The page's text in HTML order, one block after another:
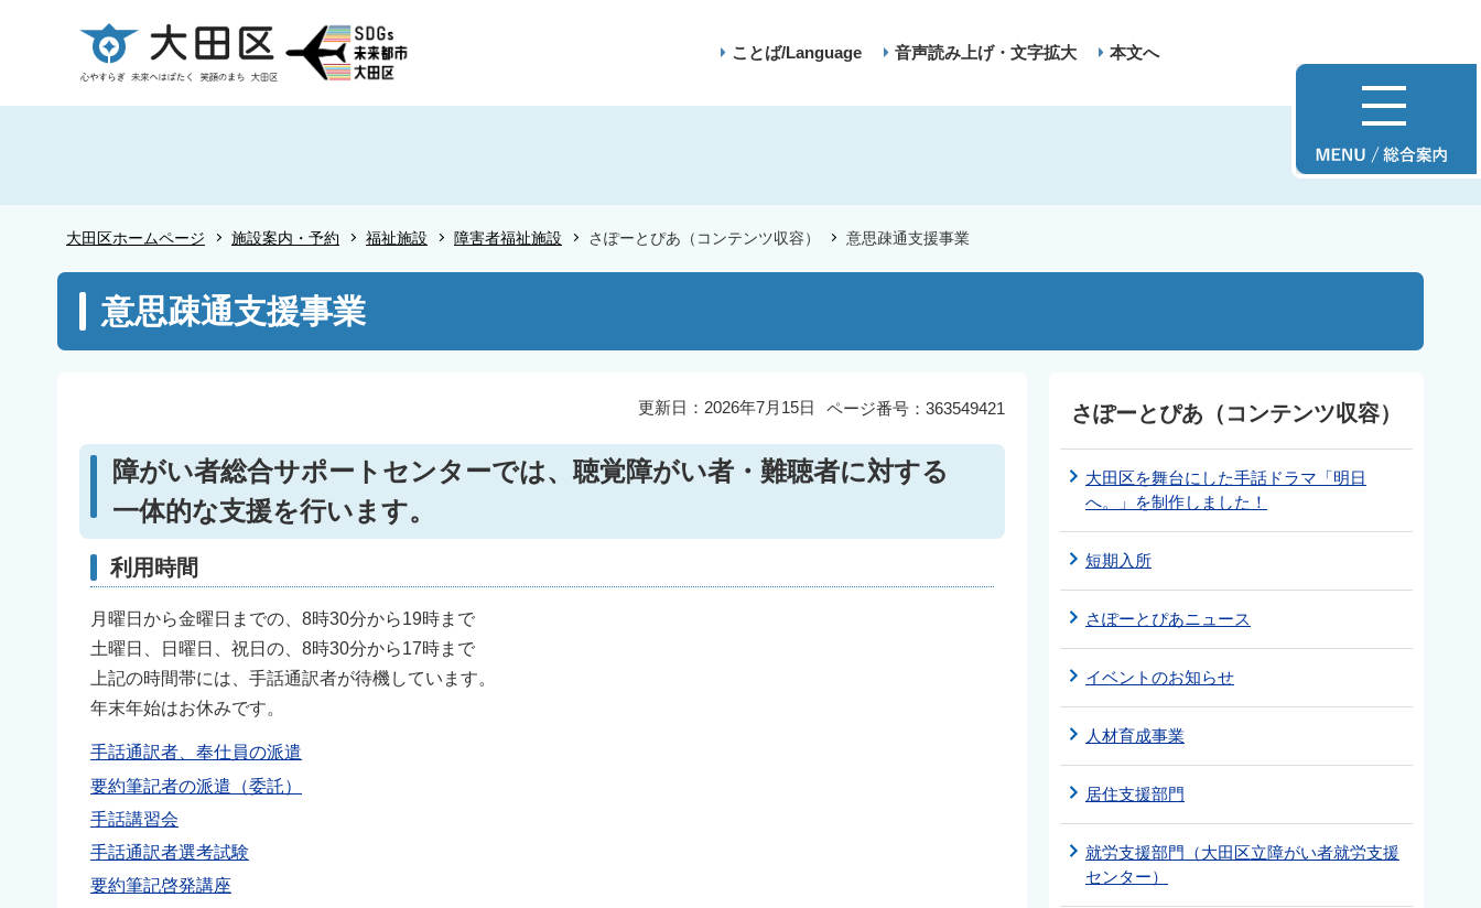
ー
ことば/Language 音声読み上げ・文字拡大 本文へ
大田区ホームページ 施設案内・予約 福祉施設 障害者福祉施設 さぽーとぴあ（コンテンツ収容） 意思疎通支援事業
こ
意思疎通支援事業
ページ番号：363549421
更新日：2026年7月15日
障がい者総合サポートセンターでは、聴覚障がい者・難聴者に対する
一体的な支援を行います。
利用時間
月曜日から金曜日までの、8時30分から19時まで
土曜日、日曜日、祝日の、8時30分から17時まで
上記の時間帯には、手話通訳者が待機しています。
年末年始はお休みです。
手話通訳者、奉仕員の派遣
要約筆記者の派遣（委託）
手話講習会
手話通訳者選考試験
要約筆記啓発講座
さぽーとぴあ（コンテンツ収容）
大田区を舞台にした手話ドラマ「明日
へ。」を制作しました！
短期入所
さぽーとぴあニュース
イベントのお知らせ
人材育成事業
居住支援部門
就労支援部門（大田区立障がい者就労支援
センター）